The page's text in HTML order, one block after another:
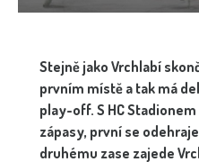
Stejně jako Vrchlabí
prvním místě a tak má
play-off. S HC
zápasy, první se
druhému zase zajede